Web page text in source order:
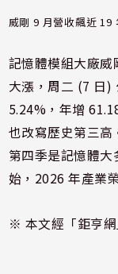
威剛 9 月營收飆近 19
記憶體模組大廠威
大漲，周二 (7 日)
5.24%，年增
也改寫歷史第三
第四季是記憶體
始，2026 年產業
※ 本文經「鉅亨